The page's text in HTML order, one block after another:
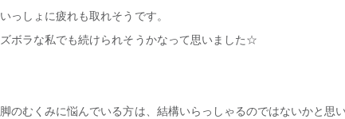
いっしょに疲れも取れそうです。
ズボラな私でも続けられそうかなって思いました☆
脚のむくみに悩んでいる方は、結構いらっしゃるのではないかと思い